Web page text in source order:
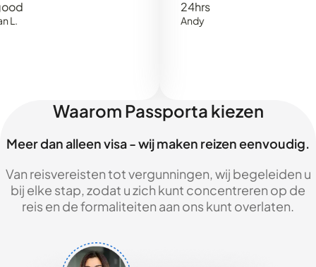
Waarom Passporta kiezen
Meer dan alleen visa - wij maken reizen eenvoudig.
Van reisvereisten tot vergunningen, wij begeleiden u
bij elke stap, zodat u zich kunt concentreren op de
reis en de formaliteiten aan ons kunt overlaten.